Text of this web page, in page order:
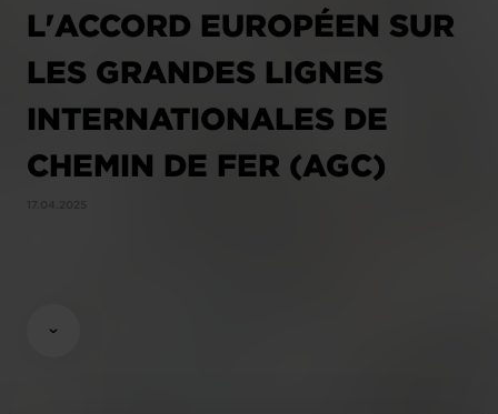
L'ACCORD EUROPÉEN SUR
LES GRANDES LIGNES
INTERNATIONALES DE
CHEMIN DE FER (AGC)